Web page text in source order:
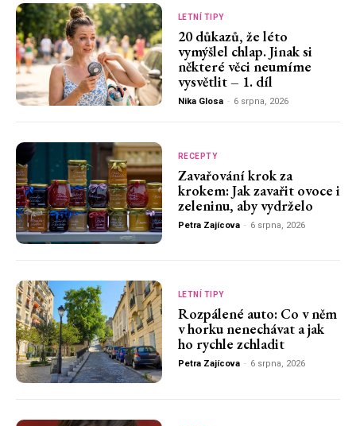
LETNÍ TIPY
20 důkazů, že léto
vymýšlel chlap. Jinak si
některé věci neumíme
vysvětlit – 1. díl
Nika Glosa - 6 srpna, 2026
RECEPTY
Zavařování krok za
krokem: Jak zavařit ovoce i
zeleninu, aby vydrželo
Petra Zajícova - 6 srpna, 2026
LETNÍ TIPY
Rozpálené auto: Co v něm
v horku nenechávat a jak
ho rychle zchladit
Petra Zajícova - 6 srpna, 2026